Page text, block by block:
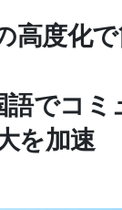
高度化
でコミ
を加速